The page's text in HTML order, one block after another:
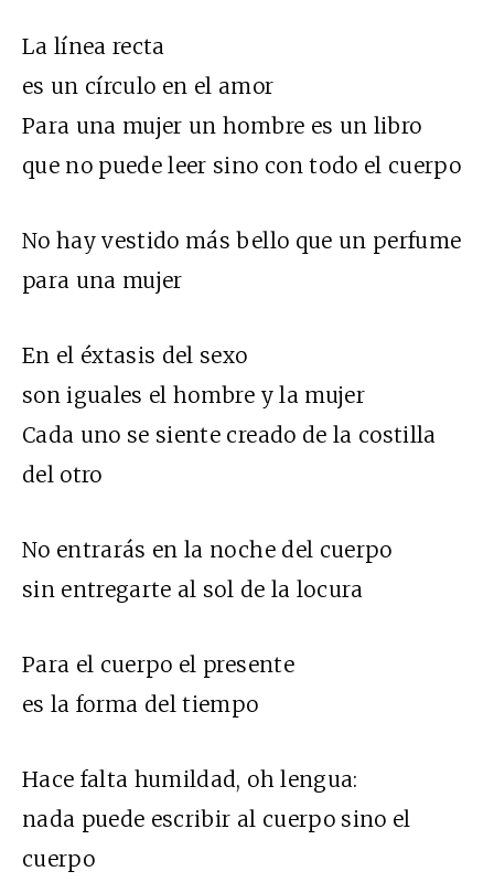
La línea recta
es un círculo en el amor
Para una mujer un hombre es un libro
que no puede leer sino con todo el cuerpo
No hay vestido más bello que un perfume
para una mujer
En el éxtasis del sexo
son iguales el hombre y la mujer
Cada uno se siente creado de la costilla
del otro
No entrarás en la noche del cuerpo
sin entregarte al sol de la locura
Para el cuerpo el presente
es la forma del tiempo
Hace falta humildad, oh lengua:
nada puede escribir al cuerpo sino el
cuerpo